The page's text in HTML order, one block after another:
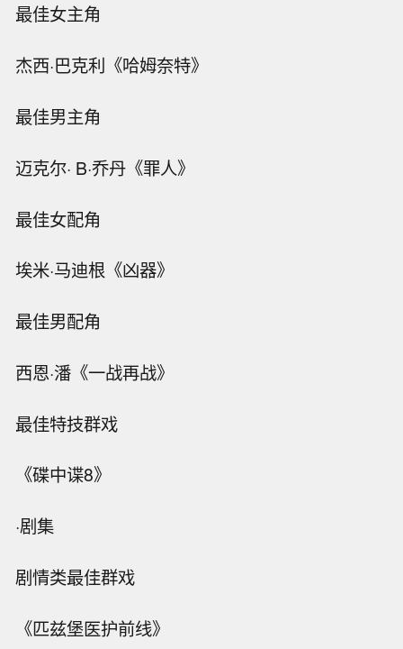
最佳女主角
杰西·巴克利《哈姆奈特》
最佳男主角
迈克尔· B·乔丹《罪人》
最佳女配角
埃米·马迪根《凶器》
最佳男配角
西恩·潘《一战再战》
最佳特技群戏
《碟中谍8》
·剧集
剧情类最佳群戏
《匹兹堡医护前线》